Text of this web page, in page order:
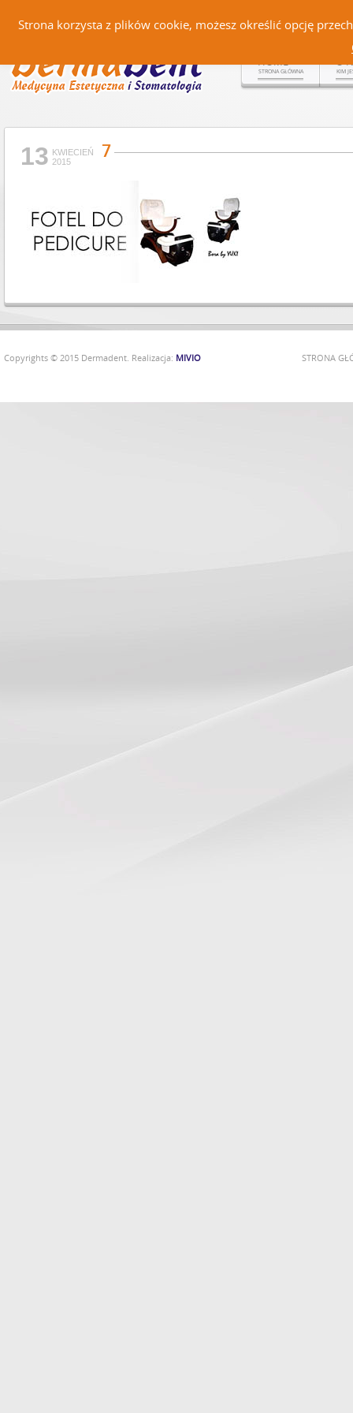
HOME
STRONA GŁÓWNA
O
KIM
13 KWIECIEŃ
2015
7
STRONA
Copyrights © 2015 Dermadent. Realizacja: MIVIO
Strona korzysta z plików cookie, możesz określić opcję